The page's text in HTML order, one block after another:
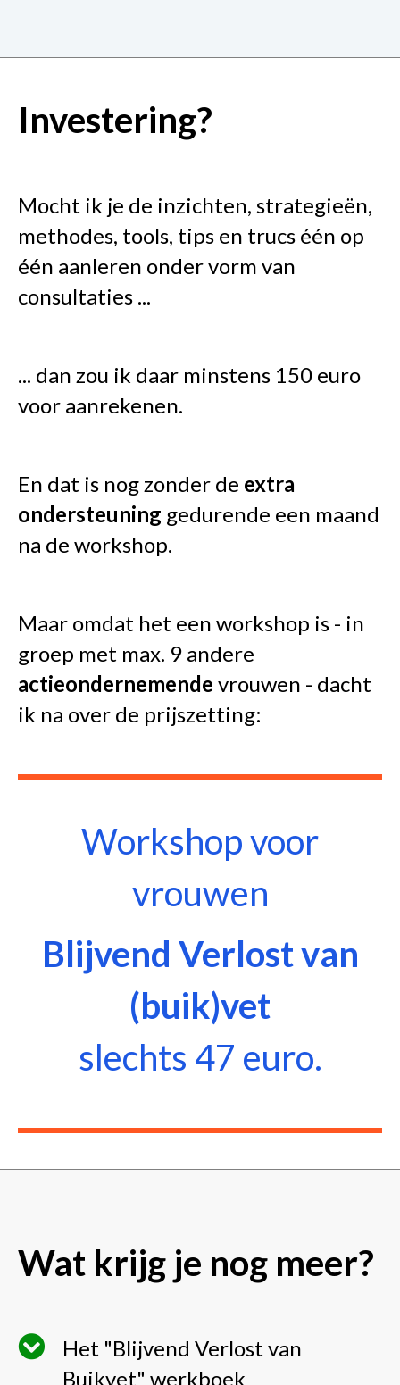
Investering?
Mocht ik je de inzichten, strategieën,
methodes, tools, tips en trucs één op
één aanleren onder vorm van
consultaties ...
... dan zou ik daar minstens 150 euro
voor aanrekenen.
En dat is nog zonder de extra
ondersteuning gedurende een maand
na de workshop.
Maar omdat het een workshop is - in
groep met max. 9 andere
actieondernemende vrouwen - dacht
ik na over de prijszetting:
Workshop voor
vrouwen
Blijvend Verlost van
(buik)vet
slechts 47 euro.
Wat krijg je nog meer?
Het "Blijvend Verlost van
Buikvet" werkboek